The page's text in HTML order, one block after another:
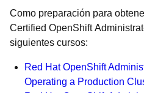
Como preparación para
Certified OpenShift
siguientes cursos:
Red Hat OpenShift
Operating a Production